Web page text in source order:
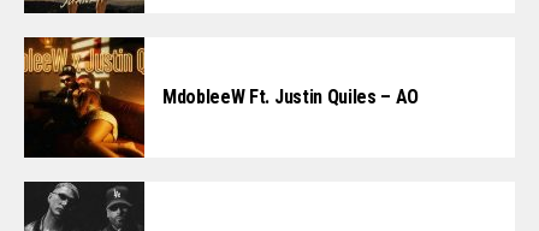
MdobleeW Ft. Justin Quiles – AO